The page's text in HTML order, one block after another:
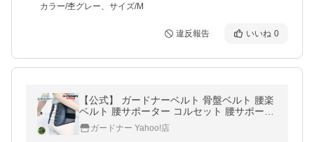
カラー/杢グレー、サイズ/M
違反報告 いいね 0
【公式】 ガードナーベルト 骨盤ベルト 腰楽
ベルト 腰サポーター コルセット 腰サポート
ベルト 骨盤補正 骨盤サポーター 産後 骨盤ベ
ルト ギフト
ガードナー Yahoo!店